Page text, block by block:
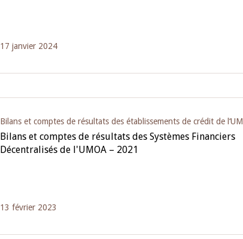
17 janvier 2024
Bilans et comptes de résultats des établissements de crédit de
Bilans et comptes de résultats des Systèmes Financiers
Décentralisés de l'UMOA – 2021
13 février 2023